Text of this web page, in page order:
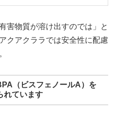
害物質が溶け出すのでは」と
クアクララでは安全性に配慮
（ビスフェノールA）を
れています